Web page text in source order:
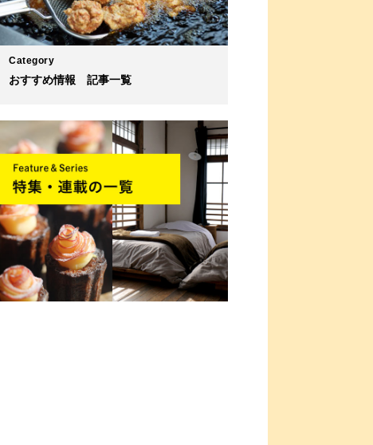
Category
おすすめ情報 記事一覧